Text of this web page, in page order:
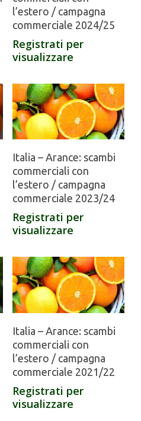
l’estero / campagna
commerciale 2024/25
Registrati per
visualizzare
Italia – Arance: scambi
commerciali con
l’estero / campagna
commerciale 2023/24
Registrati per
visualizzare
Italia – Arance: scambi
commerciali con
l’estero / campagna
commerciale 2021/22
Registrati per
visualizzare